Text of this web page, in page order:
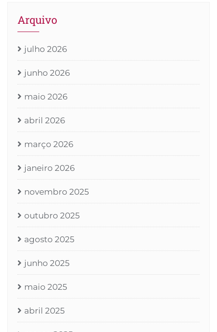
Arquivo
julho 2026
junho 2026
maio 2026
abril 2026
março 2026
janeiro 2026
novembro 2025
outubro 2025
agosto 2025
junho 2025
maio 2025
abril 2025